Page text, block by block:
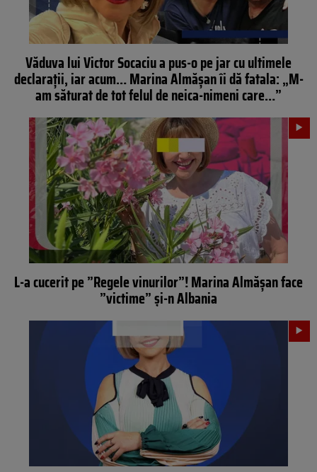
Văduva lui Victor Socaciu a pus-o pe jar cu ultimele
declaraţii, iar acum… Marina Almășan îi dă fatala: „M-
am săturat de tot felul de neica-nimeni care…”
L-a cucerit pe ”Regele vinurilor”! Marina Almășan face
”victime” și-n Albania